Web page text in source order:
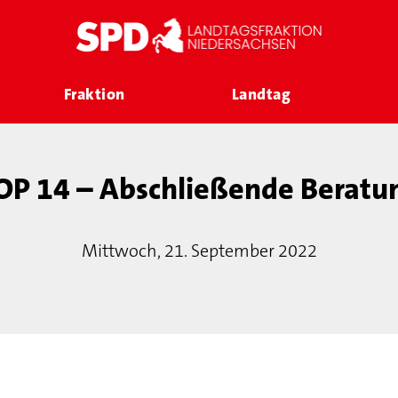
Fraktion Landtag
14 – Abschließende
Mittwoch, 21. September 2022